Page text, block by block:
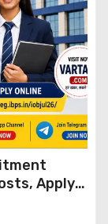
Apply